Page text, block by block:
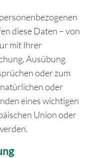
diese Daten – von
mit Ihrer
Ausübung
oder zum
oder
eines wichtigen
Union oder